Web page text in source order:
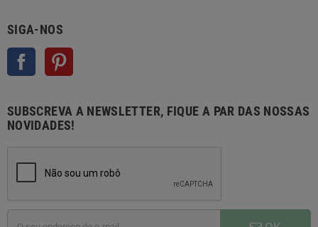
SIGA-NOS
Facebook
SUBSCREVA A NEWSLETTER, FIQUE A PAR DAS NOSSAS
NOVIDADES!